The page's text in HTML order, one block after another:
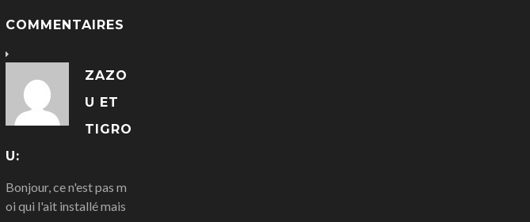
COMMENTAIRES
ZAZO
U ET
TIGRO
U:
Bonjour, ce n'est pas m
oi qui l'ait installé mais